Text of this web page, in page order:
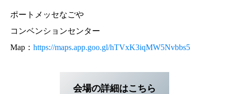
ポートメッセなごや
コンベンションセンター
Map： https://maps.app.goo.gl/hTVxK3iqMW5Nvbbs5
会場の詳細はこちら